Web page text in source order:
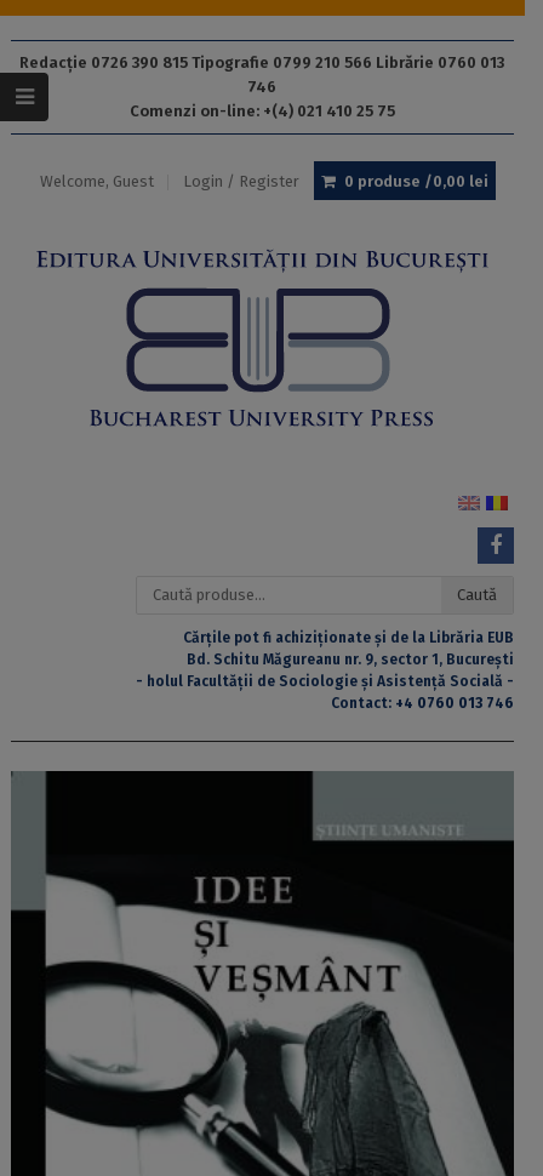
Redacție 0726 390 815 Tipografie 0799 210 566 Librărie 0760 013
746
Comenzi on-line: +(4) 021 410 25 75
Welcome, Guest Login / Register 0 produse /0,00 lei
Caută
Caută
Cărțile pot fi achiziționate și de la Librăria EUB
Bd. Schitu Măgureanu nr. 9, sector 1, București
- holul Facultății de Sociologie și Asistență Socială -
Contact: +4 0760 013 746